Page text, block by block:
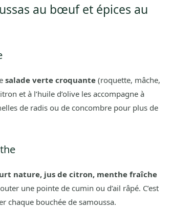
au bœuf et épices au
salade verte croquante(roquette, mâche,
et à l’huile d’olive les accompagne à
de radis ou de concombre pour plus de
nature, jus de citron, menthe fraîche
une pointe de cumin ou d’ail râpé. C’est
chaque bouchée de samoussa.